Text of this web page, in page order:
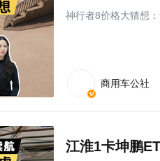
神行者8价格大猜想
商用车公社
江淮1卡坤鹏